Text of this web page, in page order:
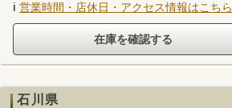
ℹ 営業時間・店休日・アクセス情報はこちら
石川県